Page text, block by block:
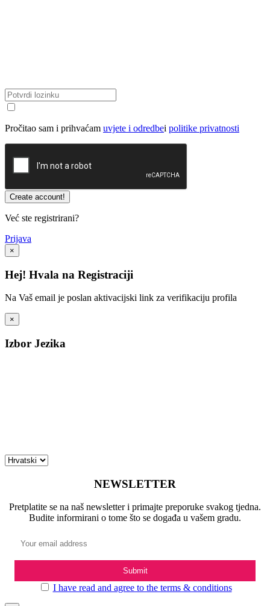
Pročitao sam i prihvaćam uvjete i odredbei politike privatnosti
Već ste registrirani?
Prijava
×
Hej! Hvala na Registraciji
Na Vaš email je poslan aktivacijski link za verifikaciju profila
×
Izbor Jezika
NEWSLETTER
Pretplatite se na naš newsletter i primajte preporuke svakog tjedna.
Budite informirani o tome što se događa u vašem gradu.
I have read and agree to the terms & conditions